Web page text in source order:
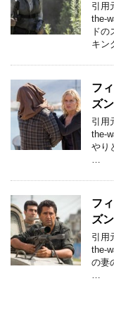
引用
the-
ド
キン
フ
ズ
引用
the-
やり
…
フ
ズ
引用
the-
の妻
…